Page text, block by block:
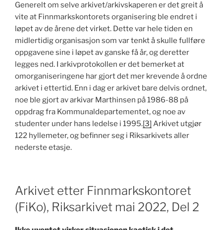
Generelt om selve arkivet/arkivskaperen er det greit å
vite at Finnmarkskontorets organisering ble endret i
løpet av de årene det virket. Dette var hele tiden en
midlertidig organisasjon som var tenkt å skulle fullføre
oppgavene sine i løpet av ganske få år, og deretter
legges ned. I arkivprotokollen er det bemerket at
omorganiseringene har gjort det mer krevende å ordne
arkivet i ettertid. Enn i dag er arkivet bare delvis ordnet,
noe ble gjort av arkivar Marthinsen på 1986-88 på
oppdrag fra Kommunaldepartementet, og noe av
studenter under hans ledelse i 1995.[3] Arkivet utgjør
122 hyllemeter, og befinner seg i Riksarkivets aller
nederste etasje.
Arkivet etter Finnmarkskontoret
(FiKo), Riksarkivet mai 2022, Del 2